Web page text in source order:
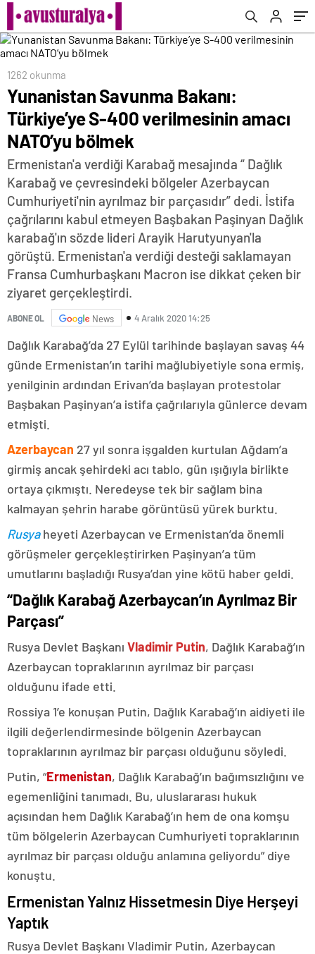
1262 okunma
Yunanistan Savunma Bakanı:
Türkiye’ye S-400 verilmesinin amacı
NATO’yu bölmek
Ermenistan'a verdiği Karabağ mesajında “ Dağlık
Karabağ ve çevresindeki bölgeler Azerbaycan
Cumhuriyeti'nin ayrılmaz bir parçasıdır” dedi. İstifa
çağrılarını kabul etmeyen Başbakan Paşinyan Dağlık
karabağ'ın sözde lideri Arayik Harutyunyan'la
görüştü. Ermenistan'a verdiği desteği saklamayan
Fransa Cumhurbaşkanı Macron ise dikkat çeken bir
ziyaret gerçekleştirdi.
ABONE OL News 4 Aralık 2020 14:25
Dağlık Karabağ’da 27 Eylül tarihinde başlayan savaş 44
günde Ermenistan’ın tarihi mağlubiyetiyle sona ermiş,
yenilginin ardından Erivan’da başlayan protestolar
Başbakan Paşinyan’a istifa çağrılarıyla günlerce devam
etmişti.
Azerbaycan 27 yıl sonra işgalden kurtulan Ağdam’a
girmiş ancak şehirdeki acı tablo, gün ışığıyla birlikte
ortaya çıkmıştı. Neredeyse tek bir sağlam bina
kalmayan şehrin harabe görüntüsü yürek burktu.
Rusyaheyeti Azerbaycan ve Ermenistan’da önemli
görüşmeler gerçekleştirirken Paşinyan’a tüm
umutlarını başladığı Rusya’dan yine kötü haber geldi.
“Dağlık Karabağ Azerbaycan’ın Ayrılmaz Bir
Parçası”
Rusya Devlet Başkanı Vladimir Putin, Dağlık Karabağ’ın
Azerbaycan topraklarının ayrılmaz bir parçası
olduğunu ifade etti.
Rossiya 1’e konuşan Putin, Dağlık Karabağ’ın aidiyeti ile
ilgili değerlendirmesinde bölgenin Azerbaycan
topraklarının ayrılmaz bir parçası olduğunu söyledi.
Putin, “Ermenistan, Dağlık Karabağ’ın bağımsızlığını ve
egemenliğini tanımadı. Bu, uluslararası hukuk
açısından hem Dağlık Karabağ’ın hem de ona komşu
tüm bölgelerin Azerbaycan Cumhuriyeti topraklarının
ayrılmaz bir parçası olduğu anlamına geliyordu” diye
konuştu.
Ermenistan Yalnız Hissetmesin Diye Herşeyi
Yaptık
Rusya Devlet Başkanı Vladimir Putin, Azerbaycan